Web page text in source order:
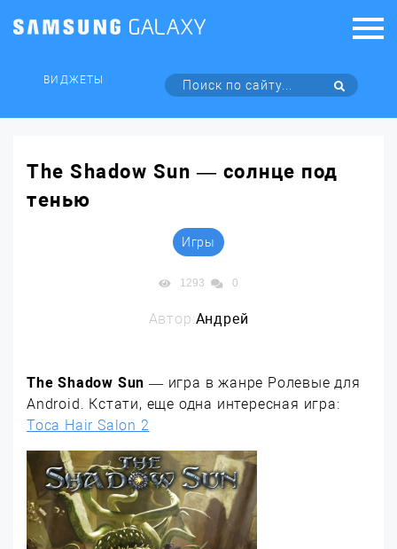
ВИДЖЕТЫ
The Shadow Sun — солнце под
тенью
Игры
1293 0
Автор:Андрей
The Shadow Sun — игра в жанре Ролевые для
Android. Кстати, еще одна интересная игра:
Toca Hair Salon 2